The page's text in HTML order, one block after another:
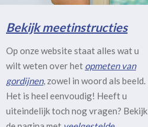
Bekijk meetinstructies
Op onze website staat alles wat u
wilt weten over het opmeten van
gordijnen, zowel in woord als beeld.
Het is heel eenvoudig! Heeft u
uiteindelijk toch nog vragen? Bekijk